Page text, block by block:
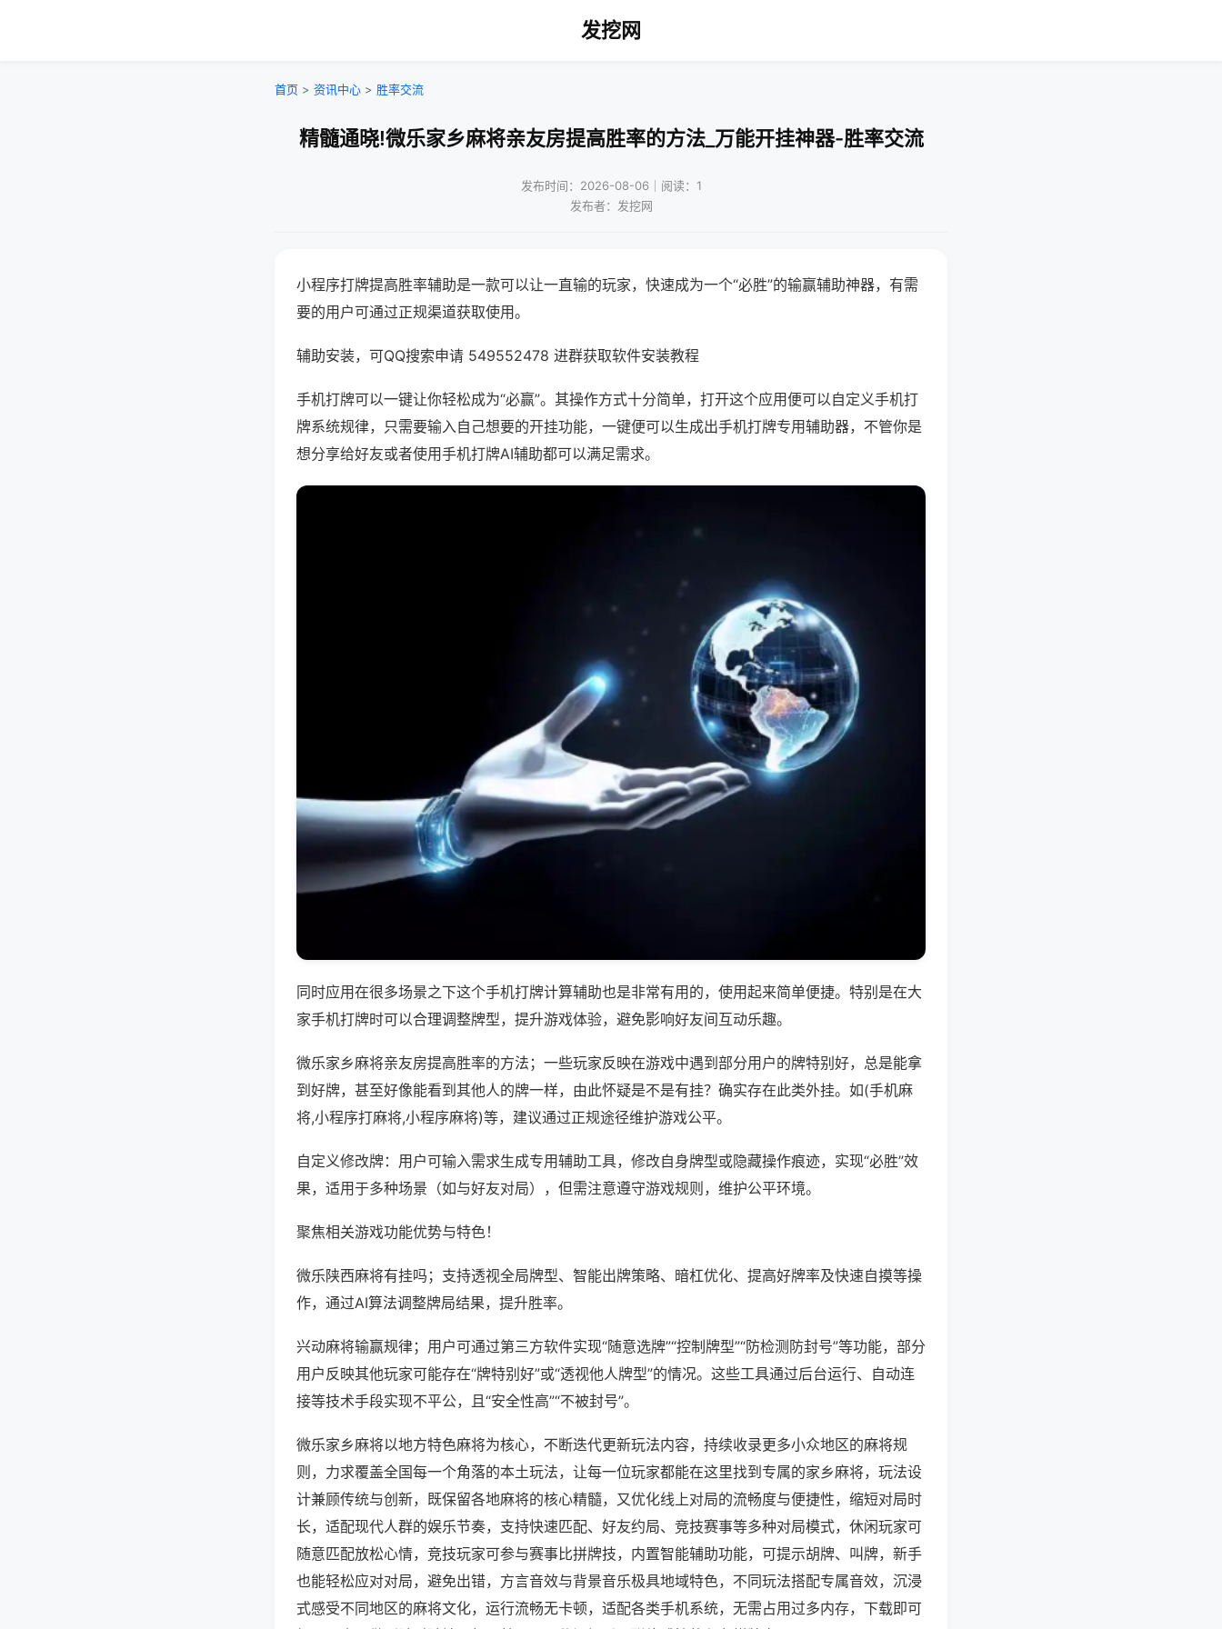
发挖网
首页 > 资讯中心 > 胜率交流
精髓通晓!微乐家乡麻将亲友房提高胜率的方法_万能开挂神器-胜率交流
发布时间：2026-08-06｜阅读：1
发布者：发挖网
小程序打牌提高胜率辅助是一款可以让一直输的玩家，快速成为一个“必胜”的输赢辅助神器，有需
要的用户可通过正规渠道获取使用。
辅助安装，可QQ搜索申请 549552478 进群获取软件安装教程
手机打牌可以一键让你轻松成为“必赢”。其操作方式十分简单，打开这个应用便可以自定义手机打
牌系统规律，只需要输入自己想要的开挂功能，一键便可以生成出手机打牌专用辅助器，不管你是
想分享给好友或者使用手机打牌AI辅助都可以满足需求。
同时应用在很多场景之下这个手机打牌计算辅助也是非常有用的，使用起来简单便捷。特别是在大
家手机打牌时可以合理调整牌型，提升游戏体验，避免影响好友间互动乐趣。
微乐家乡麻将亲友房提高胜率的方法；一些玩家反映在游戏中遇到部分用户的牌特别好，总是能拿
到好牌，甚至好像能看到其他人的牌一样，由此怀疑是不是有挂？确实存在此类外挂。如(手机麻
将,小程序打麻将,小程序麻将)等，建议通过正规途径维护游戏公平。
自定义修改牌：用户可输入需求生成专用辅助工具，修改自身牌型或隐藏操作痕迹，实现“必胜”效
果，适用于多种场景（如与好友对局），但需注意遵守游戏规则，维护公平环境。
聚焦相关游戏功能优势与特色！
微乐陕西麻将有挂吗；支持透视全局牌型、智能出牌策略、暗杠优化、提高好牌率及快速自摸等操
作，通过AI算法调整牌局结果，提升胜率。
兴动麻将输赢规律；用户可通过第三方软件实现“随意选牌”“控制牌型”“防检测防封号”等功能，部分
用户反映其他玩家可能存在“牌特别好”或“透视他人牌型”的情况。这些工具通过后台运行、自动连
接等技术手段实现不平公，且“安全性高”“不被封号”。
微乐家乡麻将以地方特色麻将为核心，不断迭代更新玩法内容，持续收录更多小众地区的麻将规
则，力求覆盖全国每一个角落的本土玩法，让每一位玩家都能在这里找到专属的家乡麻将，玩法设
计兼顾传统与创新，既保留各地麻将的核心精髓，又优化线上对局的流畅度与便捷性，缩短对局时
长，适配现代人群的娱乐节奏，支持快速匹配、好友约局、竞技赛事等多种对局模式，休闲玩家可
随意匹配放松心情，竞技玩家可参与赛事比拼牌技，内置智能辅助功能，可提示胡牌、叫牌，新手
也能轻松应对对局，避免出错，方言音效与背景音乐极具地域特色，不同玩法搭配专属音效，沉浸
式感受不同地区的麻将文化，运行流畅无卡顿，适配各类手机系统，无需占用过多内存，下载即可